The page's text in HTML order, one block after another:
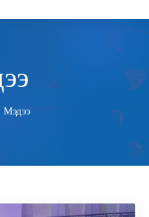
Мэдээ